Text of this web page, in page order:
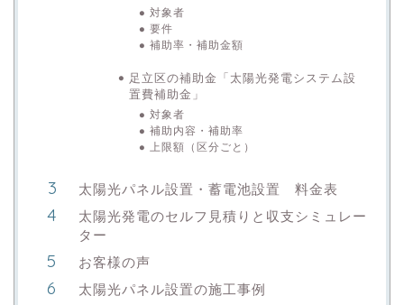
対象者
要件
補助率・補助金額
足立区の補助金「太陽光発電システム設
置費補助金」
対象者
補助内容・補助率
上限額（区分ごと）
太陽光パネル設置・蓄電池設置 料金表
太陽光発電のセルフ見積りと収支シミュレー
ター
お客様の声
太陽光パネル設置の施工事例